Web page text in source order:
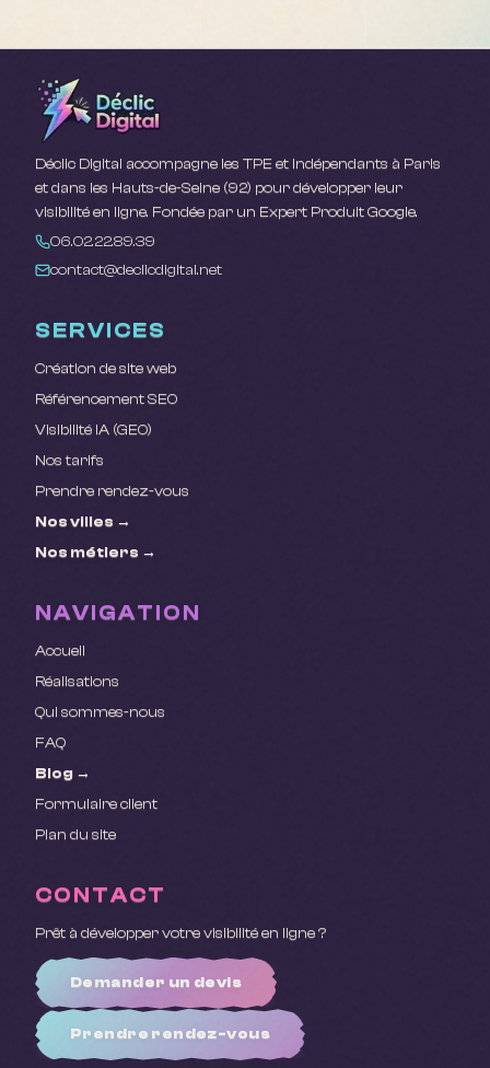
Déclic Digital accompagne les TPE et indépendants à Paris
et dans les Hauts-de-Seine (92) pour développer leur
visibilité en ligne. Fondée par un Expert Produit Google.
06.02.22.89.39
contact@declicdigital.net
SERVICES
Création de site web
Référencement SEO
Visibilité IA (GEO)
Nos tarifs
Prendre rendez-vous
Nos villes →
Nos métiers →
NAVIGATION
Accueil
Réalisations
Qui sommes-nous
FAQ
Blog →
Formulaire client
Plan du site
CONTACT
Prêt à développer votre visibilité en ligne ?
Demander un devis
Prendre rendez-vous